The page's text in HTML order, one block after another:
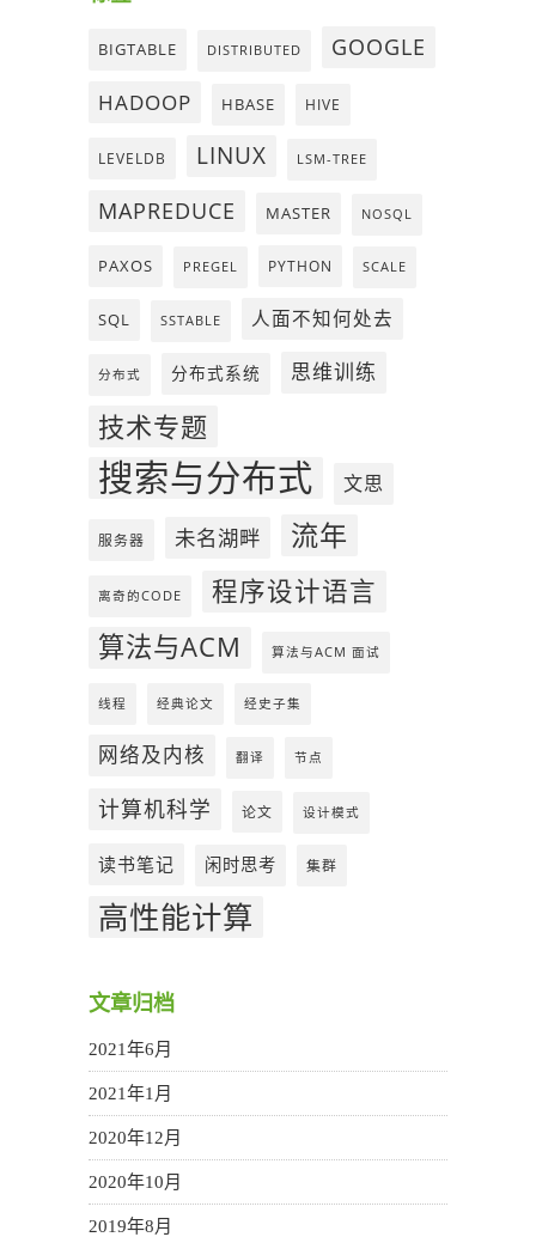
BIGTABLE DISTRIBUTED GOOGLE
HADOOP HBASE HIVE
LEVELDB LINUX LSM-TREE
MAPREDUCE MASTER NOSQL
PAXOS PREGEL PYTHON SCALE
SQL SSTABLE 人面不知何处去
分布式 分布式系统 思维训练
技术专题
搜索与分布式 文思
服务器 未名湖畔 流年
离奇的CODE 程序设计语言
算法与ACM 算法与ACM 面试
线程 经典论文 经史子集
网络及内核 翻译 节点
计算机科学 论文 设计模式
读书笔记 闲时思考 集群
高性能计算
文章归档
2021年6月
2021年1月
2020年12月
2020年10月
2019年8月